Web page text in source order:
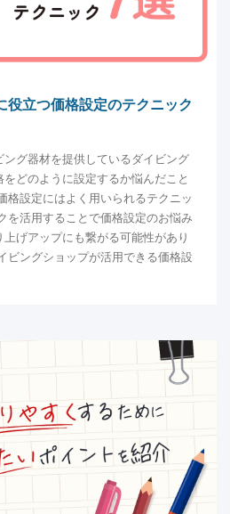
役立つ価格設定のテクニック
グ器材を提供しているダイビング
どのように設定するか悩んだこと
格設定にはよく用いられるテクニッ
を活用することで価格設定のお悩み
げアップにも繋がる可能性があり
ビングショップが活用できる価格設